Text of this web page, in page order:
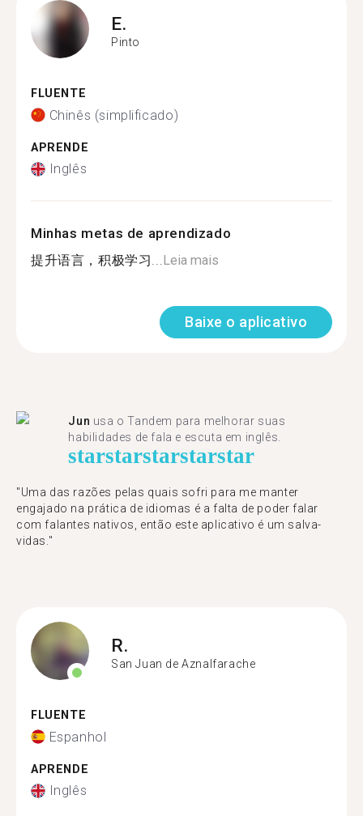
E.
Pinto
FLUENTE
Chinês (simplificado)
APRENDE
Inglês
Minhas metas de aprendizado
提升语言，积极学习...Leia mais
Baixe o aplicativo
Jun usa o Tandem para melhorar suas
habilidades de fala e escuta em inglês.
starstarstarstarstar
"Uma das razões pelas quais sofri para me manter
engajado na prática de idiomas é a falta de poder falar
com falantes nativos, então este aplicativo é um salva-
vidas."
R.
San Juan de Aznalfarache
FLUENTE
Espanhol
APRENDE
Inglês